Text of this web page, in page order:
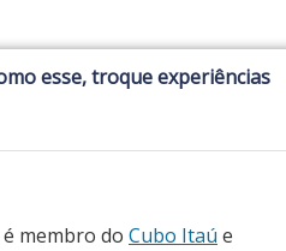
esse, troque experiências
membro do Cubo Itaú e